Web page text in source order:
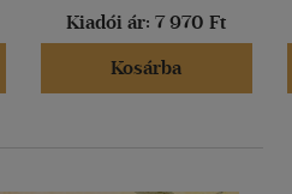
Kiadói ár: 7 970 Ft
Kosárba